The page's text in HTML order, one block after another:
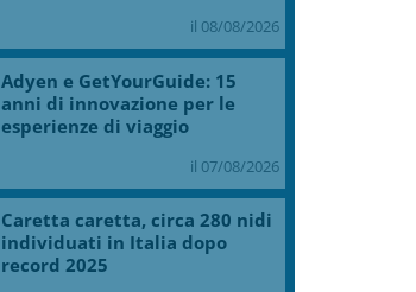
il 08/08/2026
Adyen e GetYourGuide: 15
anni di innovazione per le
esperienze di viaggio
il 07/08/2026
Caretta caretta, circa 280 nidi
individuati in Italia dopo
record 2025